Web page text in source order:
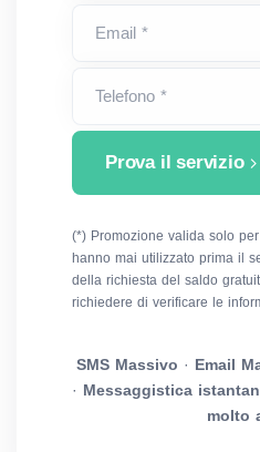
Email *
Telefono *
Prova il servizio
(*) Promozione valida solo
hanno mai utilizzato prima il
della richiesta del saldo
richiedere di verificare le
SMS Massivo · Email
· Messaggistica
molto